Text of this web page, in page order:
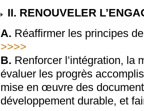
II. RENOUVELER
A. Réaffirmer les principes
>>>>
B. Renforcer l’intégration,
évaluer les progrès
mise en œuvre des
développement durable, et